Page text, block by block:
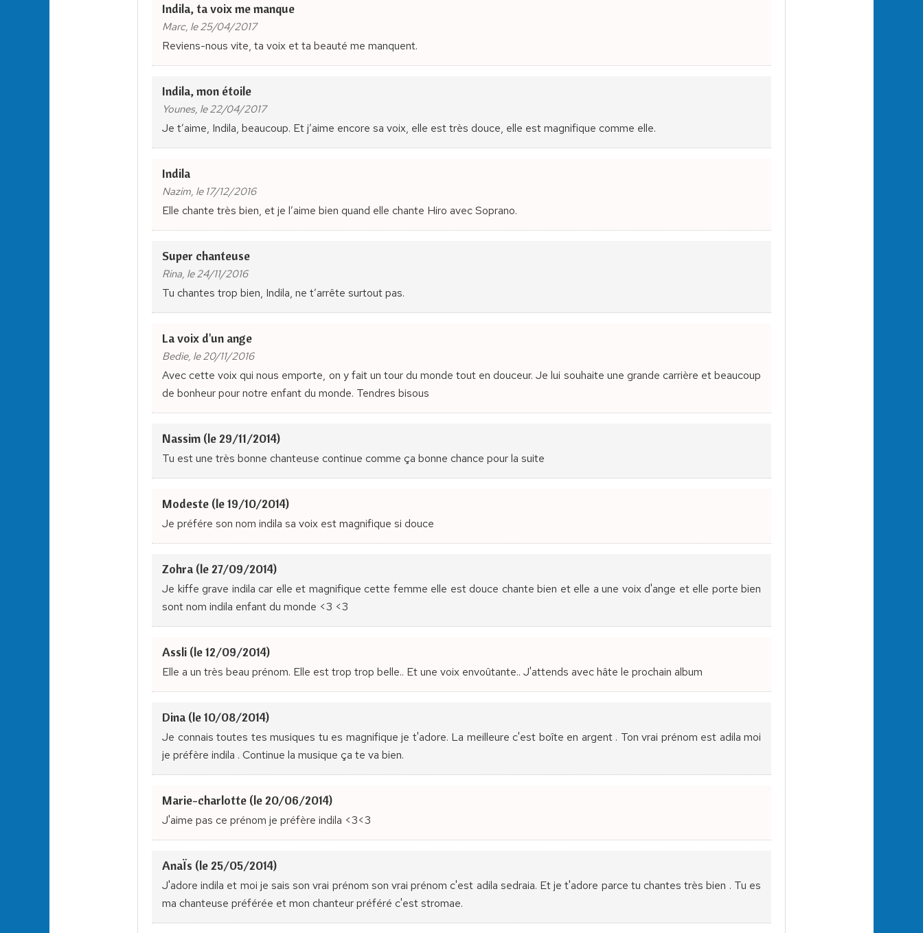
Indila, ta voix me manque
Marc, le 25/04/2017
Reviens-nous vite, ta voix et ta beauté me manquent.
Indila, mon étoile
Younes, le 22/04/2017
Je t’aime, Indila, beaucoup. Et j’aime encore sa voix, elle est très douce, elle est magnifique comme elle.
Indila
Nazim, le 17/12/2016
Elle chante très bien, et je l’aime bien quand elle chante Hiro avec Soprano.
Super chanteuse
Rina, le 24/11/2016
Tu chantes trop bien, Indila, ne t’arrête surtout pas.
La voix d'un ange
Bedie, le 20/11/2016
Avec cette voix qui nous emporte, on y fait un tour du monde tout en douceur. Je lui souhaite une grande carrière et beaucoup
de bonheur pour notre enfant du monde. Tendres bisous
Nassim (le 29/11/2014)
Tu est une très bonne chanteuse continue comme ça bonne chance pour la suite
Modeste (le 19/10/2014)
Je préfére son nom indila sa voix est magnifique si douce
Zohra (le 27/09/2014)
Je kiffe grave indila car elle et magnifique cette femme elle est douce chante bien et elle a une voix d'ange et elle porte bien
sont nom indila enfant du monde <3 <3
Assli (le 12/09/2014)
Elle a un très beau prénom. Elle est trop trop belle.. Et une voix envoûtante.. J'attends avec hâte le prochain album
Dina (le 10/08/2014)
Je connais toutes tes musiques tu es magnifique je t'adore. La meilleure c'est boîte en argent . Ton vrai prénom est adila moi
je préfère indila . Continue la musique ça te va bien.
Marie-charlotte (le 20/06/2014)
J'aime pas ce prénom je préfère indila <3<3
AnaÏs (le 25/05/2014)
J'adore indila et moi je sais son vrai prénom son vrai prénom c'est adila sedraia. Et je t'adore parce tu chantes très bien . Tu es
ma chanteuse préférée et mon chanteur préféré c'est stromae.